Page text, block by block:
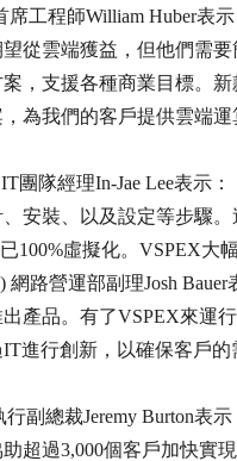
席工程師William Huber表
從雲端獲益，但他們需
，支援各種商業目標。
為我們的客戶提供雲端運
IT團隊經理In-Jae Lee表
安裝、以及設定等步驟
100%虛擬化。VSPEX大
網路營運部副理Josh
產品。有了VSPEX來運
進行創新，以確保客戶的
副總裁Jeremy Burton表
超過3,000個客戶加快實